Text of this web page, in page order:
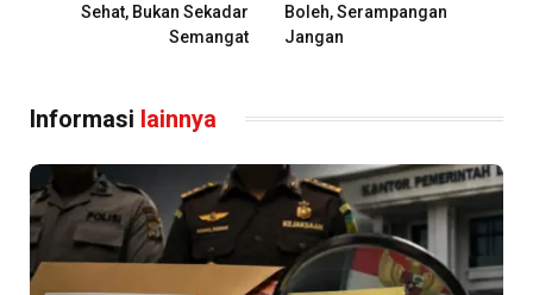
Sehat, Bukan Sekadar
Semangat
Boleh, Serampangan
Jangan
Informasi lainnya